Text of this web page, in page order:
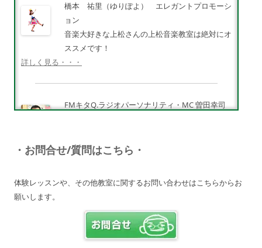
橋本 祐里（ゆりぽよ） エレガントプロモーシ
ョン
音楽大好きな上松さんの上松音楽教室は絶対にオ
ススメです！
詳しく見る・・・
FMキタQ.ラジオパーソナリティ・MC 曽田幸司
♪
上松先生に教わればきっともっともっと音楽大好
きになりますよ♪
・お問合せ/質問はこちら・
体験レッスンや、その他教室に関するお問い合わせはこちらからお
願いします。